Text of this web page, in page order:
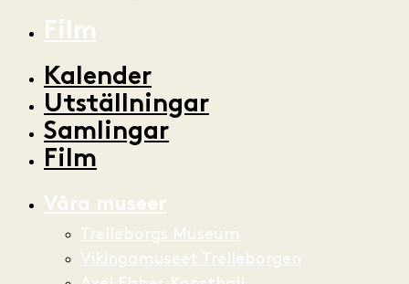
Film
Kalender
Utställningar
Samlingar
Film
Våra museer
Trelleborgs Museum
Vikingamuseet Trelleborgen